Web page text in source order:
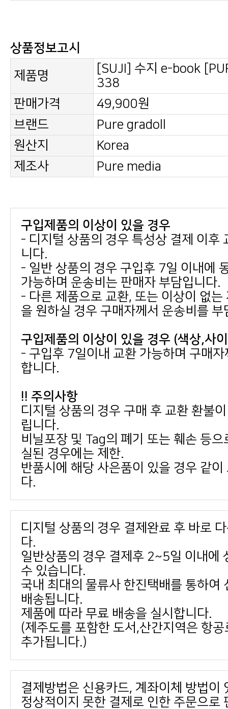
상품정보고시
제품명
338
판매가격
49,900원
브랜드
Pure gradoll
원산지
Korea
제조사
Pure media
구입제품의 이상이 있을 경우
니다.
가능하며 운송비는 판매자 부담입니다.
을 원하실 경우 구매자께서 운송비를 부
구입제품의 이상이 있을 경우 (색상,사
합니다.
!! 주의사항
립니다.
실된 경우에는 제한.
다.
다.
수 있습니다.
배송됩니다.
제품에 따라 무료 배송을 실시합니다.
추가됩니다.)
결제방법은 신용카드, 계좌이체 방법이